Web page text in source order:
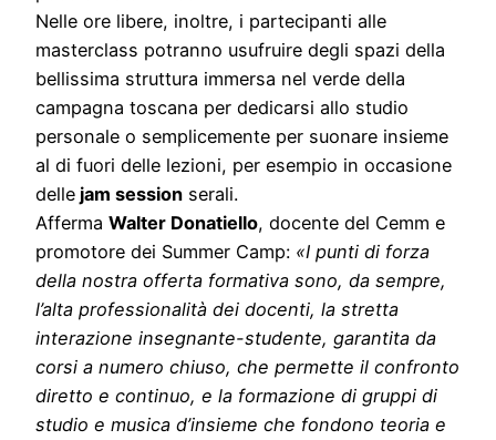
Nelle ore libere, inoltre, i partecipanti alle
masterclass potranno usufruire degli spazi della
bellissima struttura immersa nel verde della
campagna toscana per dedicarsi allo studio
personale o semplicemente per suonare insieme
al di fuori delle lezioni, per esempio in occasione
delle jam session serali.
Afferma Walter Donatiello, docente del Cemm e
promotore dei Summer Camp: «I punti di forza
della nostra offerta formativa sono, da sempre,
l’alta professionalità dei docenti, la stretta
interazione insegnante-studente, garantita da
corsi a numero chiuso, che permette il confronto
diretto e continuo, e la formazione di gruppi di
studio e musica d’insieme che fondono teoria e